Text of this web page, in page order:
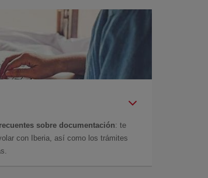
sobre documentación: te
con Iberia, así como los trámites